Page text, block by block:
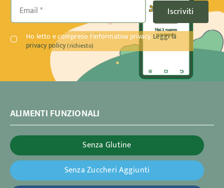
Iscriviti
Ho letto e compreso l'informativa privacy.Leggi la
privacy policy(richiesto)
ALIMENTI FUNZIONALI
Senza Glutine
Senza Zuccheri Aggiunti